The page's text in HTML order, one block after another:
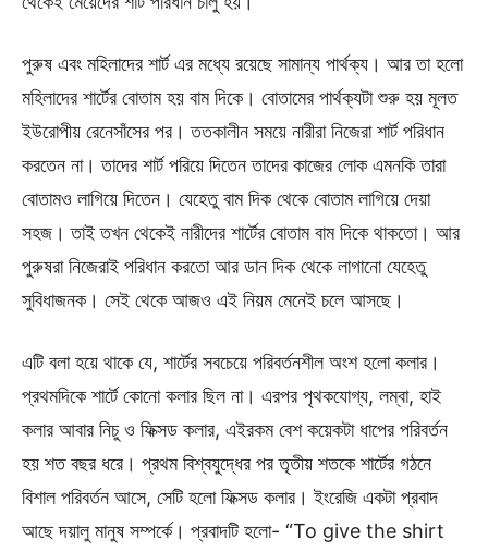
পুরুষ এবং মহিলাদের শার্ট এর মধ্যে রয়েছে সামান্য পার্থক্য। আর তা হলো
মহিলাদের শার্টের বোতাম হয় বাম দিকে। বোতামের পার্থক্যটা শুরু হয় মূলত
ইউরোপীয় রেনেসাঁসের পর। ততকালীন সময়ে নারীরা নিজেরা শার্ট পরিধান
করতেন না। তাদের শার্ট পরিয়ে দিতেন তাদের কাজের লোক এমনকি তারা
বোতামও লাগিয়ে দিতেন। যেহেতু বাম দিক থেকে বোতাম লাগিয়ে দেয়া
সহজ। তাই তখন থেকেই নারীদের শার্টের বোতাম বাম দিকে থাকতো। আর
পুরুষরা নিজেরাই পরিধান করতো আর ডান দিক থেকে লাগানো যেহেতু
সুবিধাজনক। সেই থেকে আজও এই নিয়ম মেনেই চলে আসছে।
এটি বলা হয়ে থাকে যে, শার্টের সবচেয়ে পরিবর্তনশীল অংশ হলো কলার।
প্রথমদিকে শার্টে কোনো কলার ছিল না। এরপর পৃথকযোগ্য, লম্বা, হাই
কলার আবার নিচু ও ফিক্সড কলার, এইরকম বেশ কয়েকটা ধাপের পরিবর্তন
হয় শত বছর ধরে। প্রথম বিশ্বযুদ্ধের পর তৃতীয় শতকে শার্টের গঠনে
বিশাল পরিবর্তন আসে, সেটি হলো ফিক্সড কলার। ইংরেজি একটা প্রবাদ
আছে দয়ালু মানুষ সম্পর্কে। প্রবাদটি হলো- “To give the shirt